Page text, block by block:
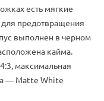
есть мягкие
предотвращения
выполнен в черном
кайма.
, максимальная
― Matte White